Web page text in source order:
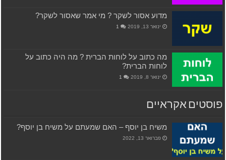
מדוע אסור לשקר ? מי אמר שאסור לשקר?
ינואר 13, 2019 1
מה כתוב על לוחות הברית ? מה היה כתוב על
לוחות הברית?
ינואר 8, 2019 1
פוסטים אקראיים
משיח בן יוסף – האם שמעתם על משיח בן יוסף?
פברואר 13, 2022